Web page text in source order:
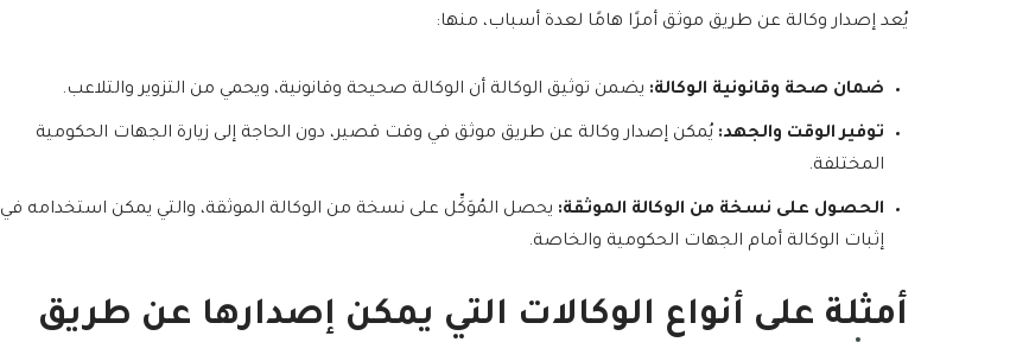
يُعد إصدار وكالة عن طريق موثق أمرًا هامًا لعدة أسباب، منها:
ضمان صحة وقانونية الوكالة: يضمن توثيق الوكالة أن الوكالة صحيحة وقانونية، ويحمي من التزوير والتلاعب.
توفير الوقت والجهد: يُمكن إصدار وكالة عن طريق موثق في وقت قصير، دون الحاجة إلى زيارة الجهات الحكومية
المختلفة.
الحصول على نسخة من الوكالة الموثقة: يحصل المُوَكِّل على نسخة من الوكالة الموثقة، والتي يمكن استخدامه في
إثبات الوكالة أمام الجهات الحكومية والخاصة.
أمثلة على أنواع الوكالات التي يمكن إصدارها عن طريق